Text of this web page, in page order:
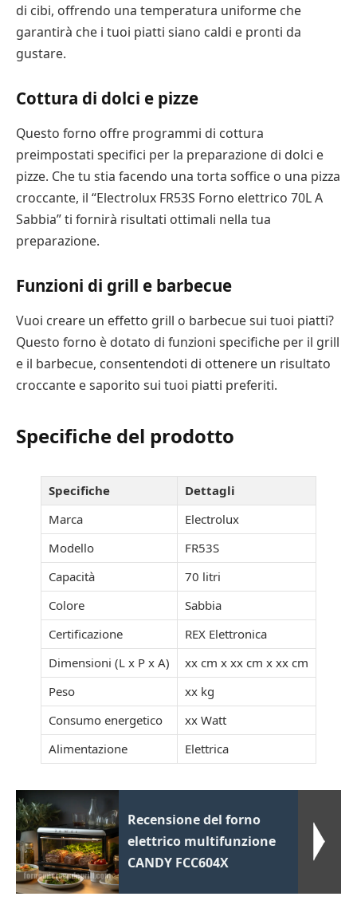
di cibi, offrendo una temperatura uniforme che
garantirà che i tuoi piatti siano caldi e pronti da
gustare.
Cottura di dolci e pizze
Questo forno offre programmi di cottura
preimpostati specifici per la preparazione di dolci e
pizze. Che tu stia facendo una torta soffice o una pizza
croccante, il “Electrolux FR53S Forno elettrico 70L A
Sabbia” ti fornirà risultati ottimali nella tua
preparazione.
Funzioni di grill e barbecue
Vuoi creare un effetto grill o barbecue sui tuoi piatti?
Questo forno è dotato di funzioni specifiche per il grill
e il barbecue, consentendoti di ottenere un risultato
croccante e saporito sui tuoi piatti preferiti.
Specifiche del prodotto
Specifiche
Dettagli
Marca
Electrolux
Modello
FR53S
Capacità
70 litri
Colore
Sabbia
Certificazione
REX Elettronica
Dimensioni (L x P x A)
xx cm x xx cm x xx cm
Peso
xx kg
Consumo energetico
xx Watt
Alimentazione
Elettrica
Recensione del forno
elettrico multifunzione
CANDY FCC604X